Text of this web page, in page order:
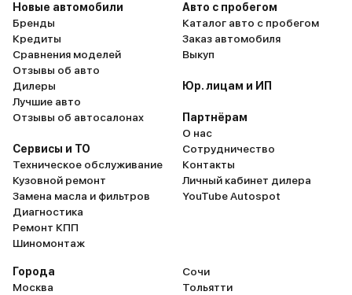
Новые автомобили
Бренды
Кредиты
Сравнения моделей
Отзывы об авто
Дилеры
Лучшие авто
Отзывы об автосалонах
Сервисы и ТО
Техническое обслуживание
Кузовной ремонт
Замена масла и фильтров
Диагностика
Ремонт КПП
Шиномонтаж
Авто с пробегом
Каталог авто с пробегом
Заказ автомобиля
Выкуп
Юр. лицам и ИП
Партнёрам
О нас
Сотрудничество
Контакты
Личный кабинет дилера
YouTube Autospot
Города
Москва
Сочи
Тольятти